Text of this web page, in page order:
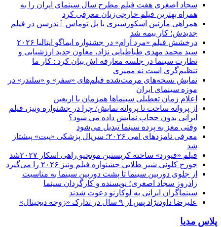
سجاد اصغری هفت فیلم مطرح سال سینمای ایران را به
همراه بهترین فیلم خارجی‌زبان معرفی کرد
همراهی مارتین اسکورسیزی با پل توماس ٱندرسن در فیلم
جدیدش؛ کار بیمه شد
درخشش فیلم «مرد آرام» در جشنواره ایماگو ایتالیا ۲۰۲۶
سید محمد مهدی طباطبایی نژاد، معاون جدید ارزشیابی و
نظارت سینما در جلسه معارفه اش بیان کرد : کار ما
تنظیم‌گری است نه ممیزی
نمایش نسخه‌های مرمت‌شده فیلم‌های «سفر» و «سلندر» در
موزه سینمای ایران
اعلام زمان تعطیلی سینماها همزمان با اربعین
از پروانه ساخت تا پروانه نمایش/ چرا در جشنواره ونیز، فیلم
ایرانی بدون حجاب نمایش داده می شود؟
وقتی مغز به پرده سینما تبدیل می‌شود
معرفی نامزدهای امی ۲۰۲۶؛ سریال پزشکی «پیت» پیشتاز
شد
فیلم «فیورد» ساخته کریستین مونجیو راهی اسکار ۲۰۲۷شد
جورج کلونی شیر طلایی جشنواره فیلم ونیز ۲۰۲۶ را می‌گیرد
از جلوی دوربین سینما تا پشت دوربین سینما به مناسبت
زادروز سجاد اصغری؛ نویسنده و کارگردان سینما
سینماگران ایرانی به لوکارنو دعوت شدند
علیرضا داودنژاد پس از ۹ سال در تدارک «زوجه دیجیتال»
پلاس مدیا